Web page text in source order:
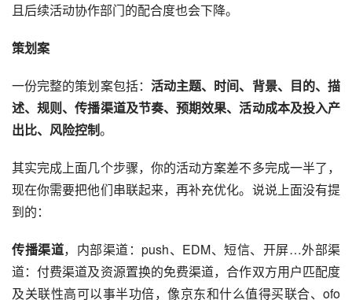
且后续活动协作部门的配合度也会下降。
策划案
一份完整的策划案包括： 活动主题、时间、背景、目的、描
述、规则、传播渠道及节奏、预期效果、活动成本及投入产
出比、风险控制。
其实完成上面几个步骤，你的活动方案差不多完成一半了，
现在你需要把他们串联起来，再补充优化。说说上面没有提
到的：
传播渠道，内部渠道： push、EDM、短信、开屏…外部渠
道：付费渠道及资源置换的免费渠道，合作双方用户匹配度
及关联性高可以事半功倍，像京东和什么值得买联合、ofo